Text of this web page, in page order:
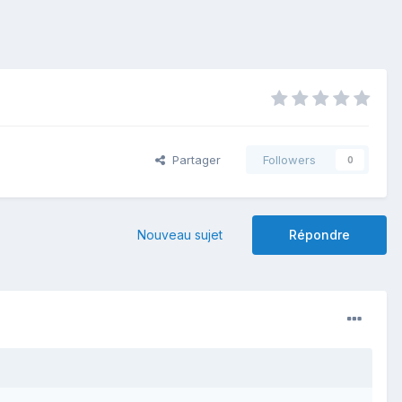
Partager Followers 0
Répondre
Nouveau sujet